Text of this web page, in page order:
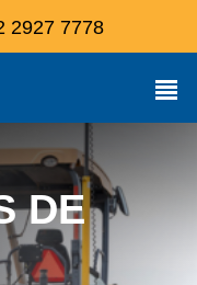
2927 7778
DE